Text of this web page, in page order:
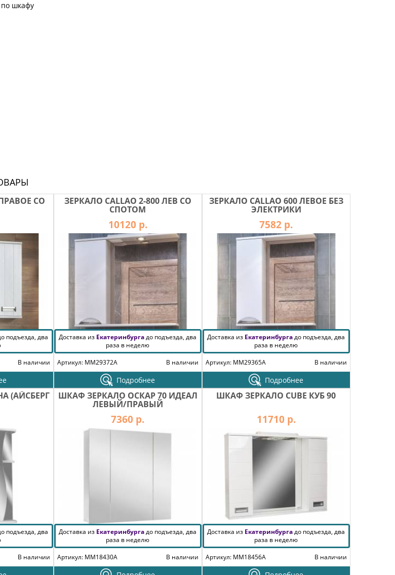
шкафу
СО
подъезда, два
В наличии
ЗЕРКАЛО CALLAO 2-800 ЛЕВ СО
СПОТОМ
10120 р.
Доставка из Екатеринбургадо подъезда, два
раза в неделю
Артикул: MM29372A
В наличии
Подробнее
ЗЕРКАЛО CALLAO 600 ЛЕВОЕ БЕЗ
ЭЛЕКТРИКИ
7582 р.
Доставка из Екатеринбургадо подъезда, два
раза в неделю
Артикул: MM29365A
В наличии
Подробнее
(АЙСБЕРГ
подъезда, два
В наличии
ШКАФ ЗЕРКАЛО ОСКАР 70 ИДЕАЛ
ЛЕВЫЙ/ПРАВЫЙ
7360 р.
Доставка из Екатеринбургадо подъезда, два
раза в неделю
Артикул: MM18430A
В наличии
ШКАФ ЗЕРКАЛО CUBE КУБ 90
11710 р.
Доставка из Екатеринбургадо подъезда, два
раза в неделю
Артикул: MM18456A
В наличии